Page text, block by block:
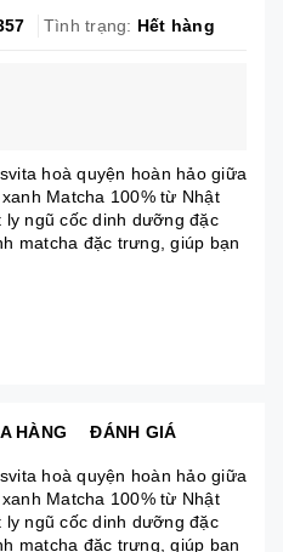
Tình trạng: Hết hàng
hoà quyện hoàn hảo giữa
Matcha 100% từ Nhật
ly ngũ cốc dinh dưỡng đặc
matcha đặc trưng, giúp bạn
HÀNG ĐÁNH GIÁ
hoà quyện hoàn hảo giữa
Matcha 100% từ Nhật
ly ngũ cốc dinh dưỡng đặc
matcha đặc trưng, giúp bạn